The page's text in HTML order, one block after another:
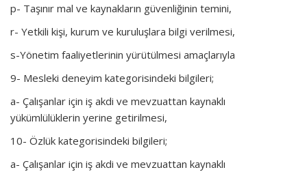
p- Taşınır mal ve kaynakların güvenliğinin temini,
r- Yetkili kişi, kurum ve kuruluşlara bilgi verilmesi,
s-Yönetim faaliyetlerinin yürütülmesi amaçlarıyla
9- Mesleki deneyim kategorisindeki bilgileri;
a- Çalışanlar için iş akdi ve mevzuattan kaynaklı
yükümlülüklerin yerine getirilmesi,
10- Özlük kategorisindeki bilgileri;
a- Çalışanlar için iş akdi ve mevzuattan kaynaklı